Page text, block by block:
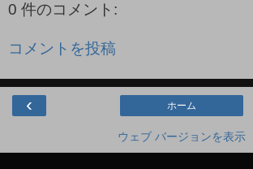
0 件のコメント:
コメントを投稿
‹ ホーム
ウェブ バージョンを表示